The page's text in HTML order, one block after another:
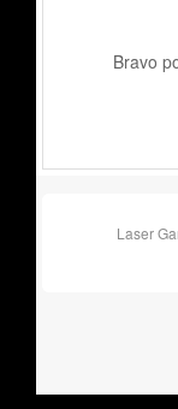
Bravo
Laser